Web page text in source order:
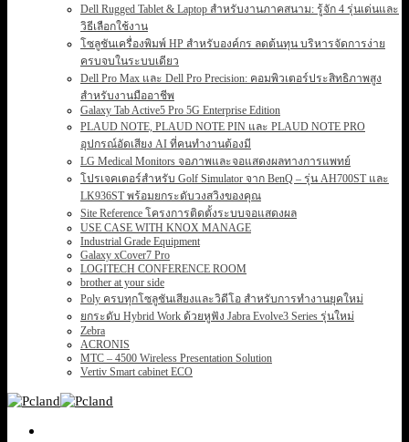
Dell Rugged Tablet & Laptop สำหรับงานภาคสนาม: รู้จัก 4 รุ่นเด่นและ
วิธีเลือกใช้งาน
โซลูชันเครื่องพิมพ์ HP สำหรับองค์กร ลดต้นทุน บริหารจัดการง่าย
ครบจบในระบบเดียว
Dell Pro Max และ Dell Pro Precision: คอมพิวเตอร์ประสิทธิภาพสูง
สำหรับงานมืออาชีพ
Galaxy Tab Active5 Pro 5G Enterprise Edition
PLAUD NOTE, PLAUD NOTE PIN และ PLAUD NOTE PRO
อุปกรณ์อัดเสียง AI ที่คนทำงานต้องมี
LG Medical Monitors จอภาพและจอแสดงผลทางการแพทย์
โปรเจคเตอร์สำหรับ Golf Simulator จาก BenQ – รุ่น AH700ST และ
LK936ST พร้อมยกระดับวงสวิงของคุณ
Site Reference โครงการติดตั้งระบบจอแสดงผล
USE CASE WITH KNOX MANAGE
Industrial Grade Equipment
Galaxy xCover7 Pro
LOGITECH CONFERENCE ROOM
brother at your side
Poly ครบทุกโซลูชันเสียงและวิดีโอ สำหรับการทำงานยุคใหม่
ยกระดับ Hybrid Work ด้วยหูฟัง Jabra Evolve3 Series รุ่นใหม่
Zebra
ACRONIS
MTC – 4500 Wireless Presentation Solution
Vertiv Smart cabinet ECO